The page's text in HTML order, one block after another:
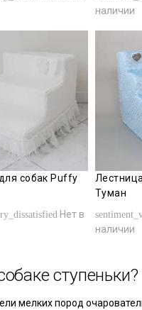
наличии
собак Puffy
Нет в
Туман
наличии
ступеньки?
мелких пород